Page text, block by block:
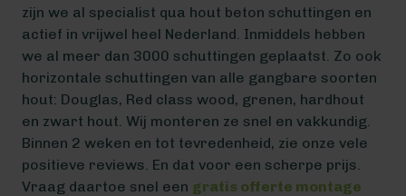
zijn we al specialist qua hout beton schuttingen en
actief in vrijwel heel Nederland. Inmiddels hebben
we al meer dan 3000 schuttingen geplaatst. Zo ook
horizontale schuttingen van alle gangbare soorten
hout: Douglas, Red class wood, grenen, hardhout
en zwart hout. Wij monteren ze snel en vakkundig.
Binnen 2 weken en tot tevredenheid, zie onze vele
positieve reviews. En dat voor een scherpe prijs.
Vraag daartoe snel een gratis offerte montage